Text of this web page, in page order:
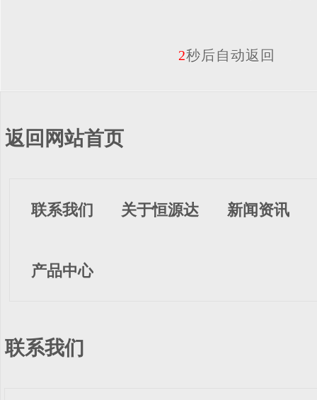
2秒后自动返回
返回网站首页
联系我们 关于恒源达 新闻资讯
产品中心
联系我们